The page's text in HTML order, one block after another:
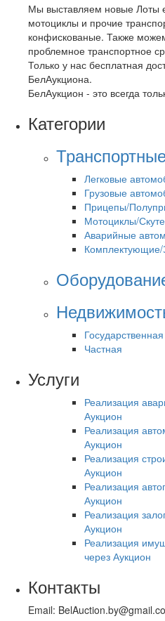
Мы выставляем новые Лоты
мотоциклы и прочие
конфискованые. Также
проблемное транспортное
Только у нас бесплатная
БелАукциона.
БелАукцион - это всегда
Категории
Легковые
Грузовые
Прицепы/
Мотоциклы/
Аварийные
Комплектующие/
Государственная
Частная
Услуги
Реализация
Аукцион
Реализация
Аукцион
Реализация
Аукцион
Реализация
Аукцион
Реализация
Аукцион
Реализация
через Аукцион
Контакты
Email: